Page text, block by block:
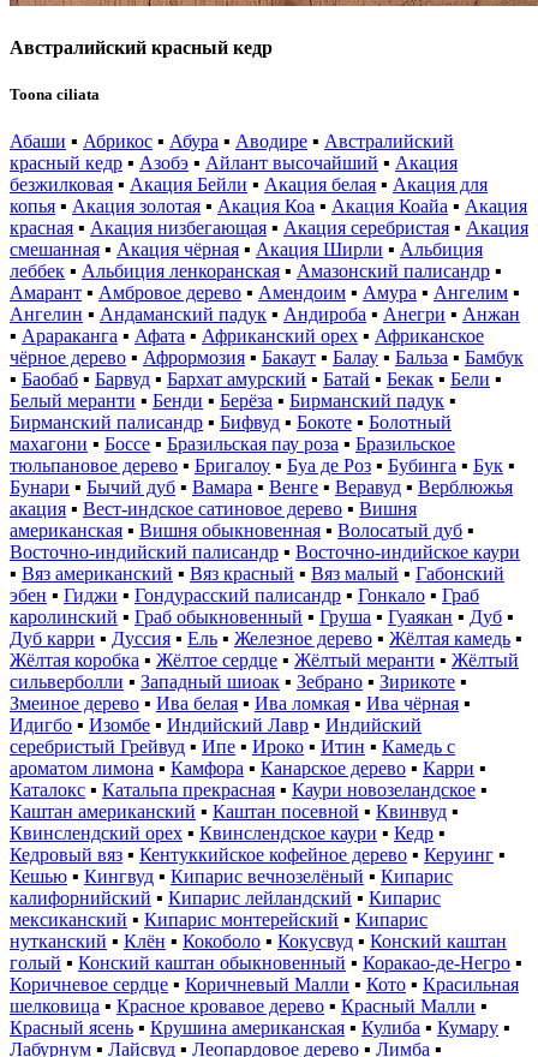
Австралийский красный кедр
Toona ciliata
Абаши ▪ Абрикос ▪ Абура ▪ Аводире ▪ Австралийский
красный кедр ▪ Азобэ ▪ Айлант высочайший ▪ Акация
безжилковая ▪ Акация Бейли ▪ Акация белая ▪ Акация для
копья ▪ Акация золотая ▪ Акация Коа ▪ Акация Коайа ▪ Акация
красная ▪ Акация низбегающая ▪ Акация серебристая ▪ Акация
смешанная ▪ Акация чёрная ▪ Акация Ширли ▪ Альбиция
леббек ▪ Альбиция ленкоранская ▪ Амазонский палисандр ▪
Амарант ▪ Амбровое дерево ▪ Амендоим ▪ Амура ▪ Ангелим ▪
Ангелин ▪ Андаманский падук ▪ Андироба ▪ Анегри ▪ Анжан
▪ Арараканга ▪ Афата ▪ Африканский орех ▪ Африканское
чёрное дерево ▪ Афрормозия ▪ Бакаут ▪ Балау ▪ Бальза ▪ Бамбук
▪ Баобаб ▪ Барвуд ▪ Бархат амурский ▪ Батай ▪ Бекак ▪ Бели ▪
Белый меранти ▪ Бенди ▪ Берёза ▪ Бирманский падук ▪
Бирманский палисандр ▪ Бифвуд ▪ Бокоте ▪ Болотный
махагони ▪ Боссе ▪ Бразильская пау роза ▪ Бразильское
тюльпановое дерево ▪ Бригалоу ▪ Буа де Роз ▪ Бубинга ▪ Бук ▪
Бунари ▪ Бычий дуб ▪ Вамара ▪ Венге ▪ Веравуд ▪ Верблюжья
акация ▪ Вест-индское сатиновое дерево ▪ Вишня
американская ▪ Вишня обыкновенная ▪ Волосатый дуб ▪
Восточно-индийский палисандр ▪ Восточно-индийское каури
▪ Вяз американский ▪ Вяз красный ▪ Вяз малый ▪ Габонский
эбен ▪ Гиджи ▪ Гондурасский палисандр ▪ Гонкало ▪ Граб
каролинский ▪ Граб обыкновенный ▪ Груша ▪ Гуаякан ▪ Дуб ▪
Дуб карри ▪ Дуссия ▪ Ель ▪ Железное дерево ▪ Жёлтая камедь ▪
Жёлтая коробка ▪ Жёлтое сердце ▪ Жёлтый меранти ▪ Жёлтый
сильверболли ▪ Западный шиоак ▪ Зебрано ▪ Зирикоте ▪
Змеиное дерево ▪ Ива белая ▪ Ива ломкая ▪ Ива чёрная ▪
Идигбо ▪ Изомбе ▪ Индийский Лавр ▪ Индийский
серебристый Грейвуд ▪ Ипе ▪ Ироко ▪ Итин ▪ Камедь с
ароматом лимона ▪ Камфора ▪ Канарское дерево ▪ Карри ▪
Каталокс ▪ Катальпа прекрасная ▪ Каури новозеландское ▪
Каштан американский ▪ Каштан посевной ▪ Квинвуд ▪
Квинслендский орех ▪ Квинслендское каури ▪ Кедр ▪
Кедровый вяз ▪ Кентуккийское кофейное дерево ▪ Керуинг ▪
Кешью ▪ Кингвуд ▪ Кипарис вечнозелёный ▪ Кипарис
калифорнийский ▪ Кипарис лейландский ▪ Кипарис
мексиканский ▪ Кипарис монтерейский ▪ Кипарис
нутканский ▪ Клён ▪ Кокоболо ▪ Кокусвуд ▪ Конский каштан
голый ▪ Конский каштан обыкновенный ▪ Коракао-де-Негро ▪
Коричневое сердце ▪ Коричневый Малли ▪ Кото ▪ Красильная
шелковица ▪ Красное кровавое дерево ▪ Красный Малли ▪
Красный ясень ▪ Крушина американская ▪ Кулиба ▪ Кумару ▪
Лабурнум ▪ Лайсвуд ▪ Леопардовое дерево ▪ Лимба ▪